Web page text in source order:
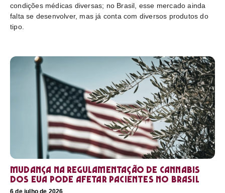
condições médicas diversas; no Brasil, esse mercado ainda
falta se desenvolver, mas já conta com diversos produtos do
tipo.
Mudança na regulamentação de cannabis
dos EUA pode afetar pacientes no Brasil
6 de julho de 2026